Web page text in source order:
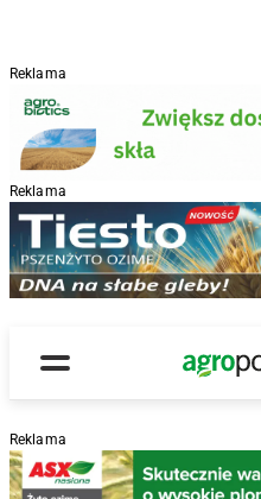
Reklama
Reklama
Menu
Main Logo
Reklama